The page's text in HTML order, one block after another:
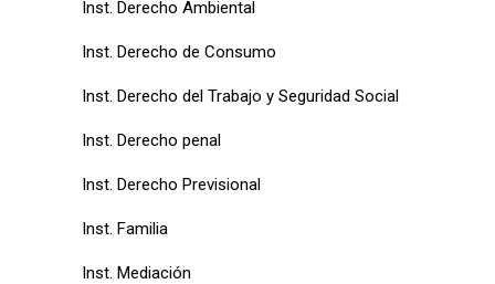
Inst. Derecho Ambiental
Inst. Derecho de Consumo
Inst. Derecho del Trabajo y Seguridad Social
Inst. Derecho penal
Inst. Derecho Previsional
Inst. Familia
Inst. Mediación